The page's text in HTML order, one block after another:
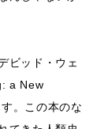
ビッド・ウェ
a New
。この本のな